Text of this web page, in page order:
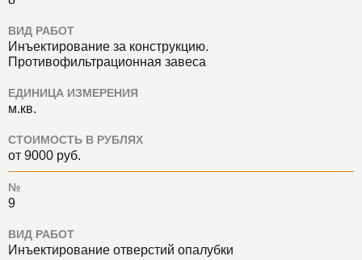
ВИД РАБОТ
Инъектирование за конструкцию.
Противофильтрационная завеса
ЕДИНИЦА ИЗМЕРЕНИЯ
м.кв.
СТОИМОСТЬ В РУБЛЯХ
от 9000 руб.
№
9
ВИД РАБОТ
Инъектирование отверстий опалубки